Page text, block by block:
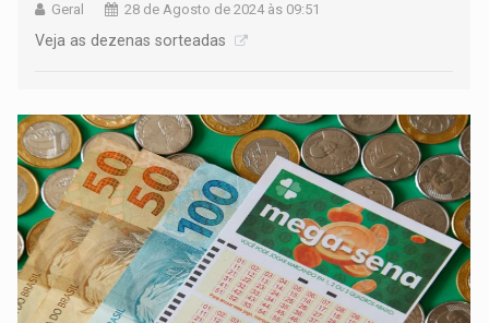
Geral 28 de Agosto de 2024 às 09:51
Veja as dezenas sorteadas